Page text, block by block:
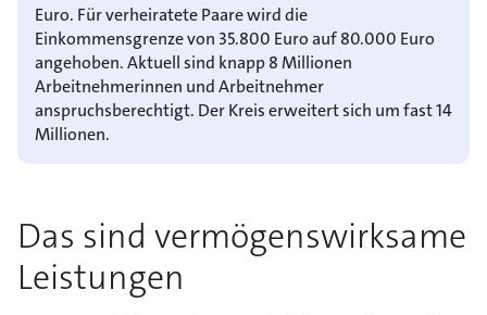
Euro. Für verheiratete Paare wird die
Einkommensgrenze von 35.800 Euro auf 80.000 Euro
angehoben. Aktuell sind knapp 8 Millionen
Arbeitnehmerinnen und Arbeitnehmer
anspruchsberechtigt. Der Kreis erweitert sich um fast 14
Millionen.
Das sind vermögenswirksame
Leistungen